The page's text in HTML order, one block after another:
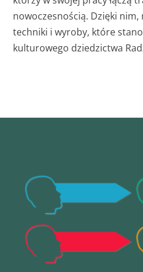
nowoczesnością. Dzięki
techniki i wyroby, które
kulturowego dziedzictwa